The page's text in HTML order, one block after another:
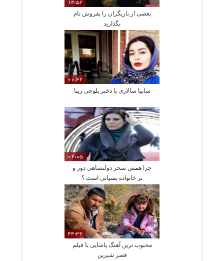
14:52
بعضی از بازیگران را بفروش نام
بگذارید
00:42
سانیا سالاری با دختر بلوچی زیبا
02:05
چرا همش سحر دولتشاهی دور و
بر خانواده پسیانی است ؟
44:32
محبوب ترین آهنگ پاشایی با فیلم
قصر شیرین